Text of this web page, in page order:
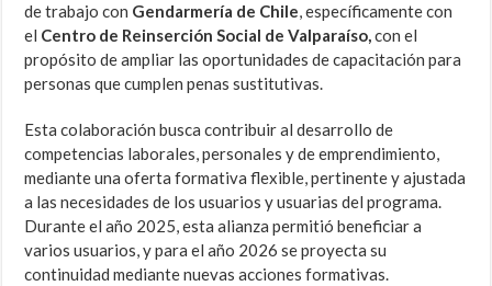
de trabajo con Gendarmería de Chile, específicamente con
el Centro de Reinserción Social de Valparaíso,con el
propósito de ampliar las oportunidades de capacitación para
personas que cumplen penas sustitutivas.
Esta colaboración busca contribuir al desarrollo de
competencias laborales, personales y de emprendimiento,
mediante una oferta formativa flexible, pertinente y ajustada
a las necesidades de los usuarios y usuarias del programa.
Durante el año 2025, esta alianza permitió beneficiar a
varios usuarios, y para el año 2026 se proyecta su
continuidad mediante nuevas acciones formativas.